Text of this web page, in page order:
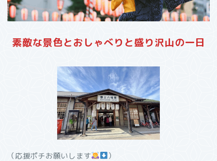
素敵な景色とおしゃべりと盛り沢山の一日
（応援ポチお願いします ）